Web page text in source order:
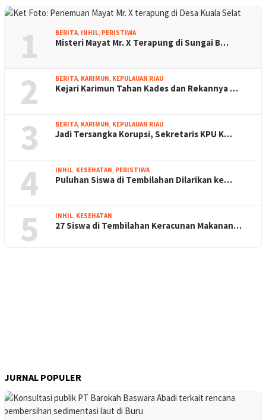
1 BERITA, INHIL, PERISTIWA
Misteri Mayat Mr. X Terapung di Sungai B…
2 BERITA, KARIMUN, KEPULAUAN RIAU
Kejari Karimun Tahan Kades dan Rekannya …
3 BERITA, KARIMUN, KEPULAUAN RIAU
Jadi Tersangka Korupsi, Sekretaris KPU K…
4 INHIL, KESEHATAN, PERISTIWA
Puluhan Siswa di Tembilahan Dilarikan ke…
5 INHIL, KESEHATAN
27 Siswa di Tembilahan Keracunan Makanan…
JURNAL POPULER